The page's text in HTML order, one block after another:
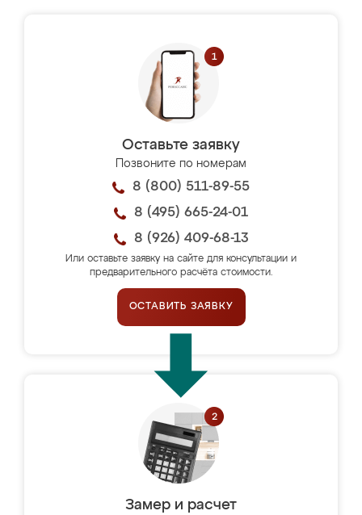
Оставьте заявку
Позвоните по номерам
8 (800) 511-89-55
8 (495) 665-24-01
8 (926) 409-68-13
Или оставьте заявку на сайте для консультации и
предварительного расчёта стоимости.
ОСТАВИТЬ ЗАЯВКУ
Замер и расчет